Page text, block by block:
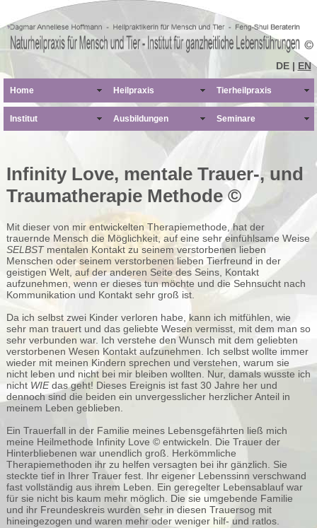
DE | EN
Home Heilpraxis Tierheilpraxis
Institut Ausbildungen Seminare
Infinity Love, mentale Trauer-, und
Traumatherapie Methode ©
Mit dieser von mir entwickelten Therapiemethode, hat der
trauernde Mensch die Möglichkeit, auf eine sehr einfühlsame Weise
SELBSTmentalen Kontakt zu seinem verstorbenen lieben
Menschen oder seinem verstorbenen lieben Tierfreund in der
geistigen Welt, auf der anderen Seite des Seins, Kontakt
aufzunehmen, wenn er dieses tun möchte und die Sehnsucht nach
Kommunikation und Kontakt sehr groß ist.
Da ich selbst zwei Kinder verloren habe, kann ich mitfühlen, wie
sehr man trauert und das geliebte Wesen vermisst, mit dem man so
sehr verbunden war. Ich verstehe den Wunsch mit dem geliebten
verstorbenen Wesen Kontakt aufzunehmen. Ich selbst wollte immer
wieder mit meinen Kindern sprechen und verstehen, warum sie
nicht leben und nicht bei mir bleiben wollten. Nur, damals wusste ich
nicht WIEdas geht! Dieses Ereignis ist fast 30 Jahre her und
dennoch sind die beiden ein unvergesslicher herzlicher Anteil in
meinem Leben geblieben.
Ein Trauerfall in der Familie meines Lebensgefährten ließ mich
meine Heilmethode Infinity Love © entwickeln. Die Trauer der
Hinterbliebenen war unendlich groß. Herkömmliche
Therapiemethoden ihr zu helfen versagten bei ihr gänzlich. Sie
steckte tief in Ihrer Trauer fest. Ihr eigener Lebenssinn verschwand
fast vollständig aus ihrem Leben. Ein geregelter Lebensablauf war
für sie nicht bis kaum mehr möglich. Die sie umgebende Familie
und ihr Freundeskreis wurden sehr in diesen Trauersog mit
hineingezogen und waren mehr oder weniger hilf- und ratlos.